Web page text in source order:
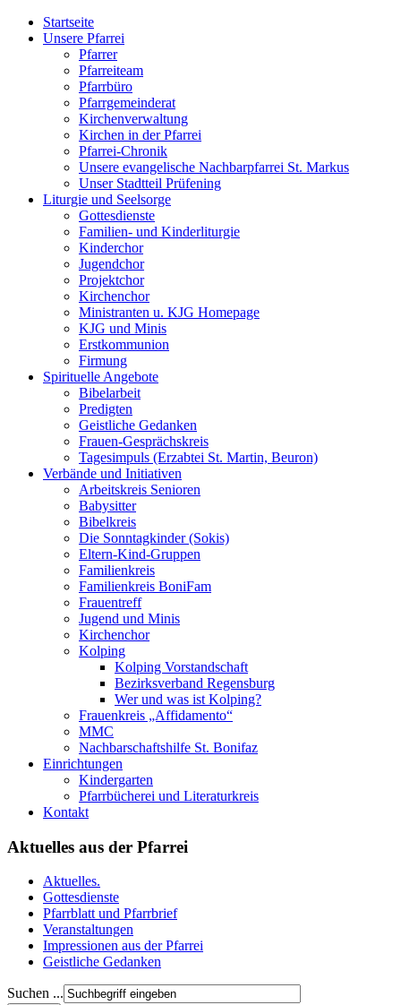
Startseite
Unsere Pfarrei
Pfarrer
Pfarreiteam
Pfarrbüro
Pfarrgemeinderat
Kirchenverwaltung
Kirchen in der Pfarrei
Pfarrei-Chronik
Unsere evangelische Nachbarpfarrei St. Markus
Unser Stadtteil Prüfening
Liturgie und Seelsorge
Gottesdienste
Familien- und Kinderliturgie
Kinderchor
Jugendchor
Projektchor
Kirchenchor
Ministranten u. KJG Homepage
KJG und Minis
Erstkommunion
Firmung
Spirituelle Angebote
Bibelarbeit
Predigten
Geistliche Gedanken
Frauen-Gesprächskreis
Tagesimpuls (Erzabtei St. Martin, Beuron)
Verbände und Initiativen
Arbeitskreis Senioren
Babysitter
Bibelkreis
Die Sonntagkinder (Sokis)
Eltern-Kind-Gruppen
Familienkreis
Familienkreis BoniFam
Frauentreff
Jugend und Minis
Kirchenchor
Kolping
Kolping Vorstandschaft
Bezirksverband Regensburg
Wer und was ist Kolping?
Frauenkreis „Affidamento“
MMC
Nachbarschaftshilfe St. Bonifaz
Einrichtungen
Kindergarten
Pfarrbücherei und Literaturkreis
Kontakt
Aktuelles aus der Pfarrei
Aktuelles.
Gottesdienste
Pfarrblatt und Pfarrbrief
Veranstaltungen
Impressionen aus der Pfarrei
Geistliche Gedanken
Suchen ...